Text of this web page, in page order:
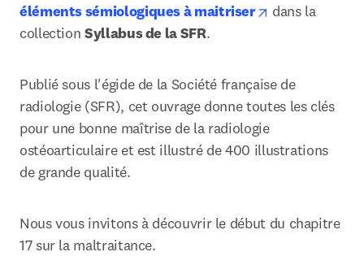
éléments sémiologiques à maitriser
opens in new
dans la
collection Syllabus de la SFR.
Publié sous l'égide de la Société française de
radiologie (SFR), cet ouvrage donne toutes les clés
pour une bonne maîtrise de la radiologie
ostéoarticulaire et est illustré de 400 illustrations
de grande qualité.
Nous vous invitons à découvrir le début du chapitre
17 sur la maltraitance.